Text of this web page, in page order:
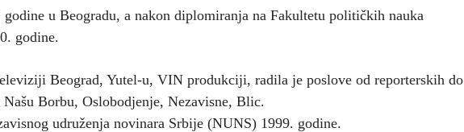
godine u Beogradu, a nakon diplomiranja na Fakultetu političkih nauka
godine.
Beograd, Yutel-u, VIN produkciji, radila je poslove od reporterskih do
Borbu, Oslobodjenje, Nezavisne, Blic.
udruženja novinara Srbije (NUNS) 1999. godine.